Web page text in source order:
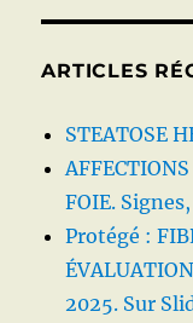
ARTICLES
STEATOSE
FOIE.
Protégé :
2025. Sur